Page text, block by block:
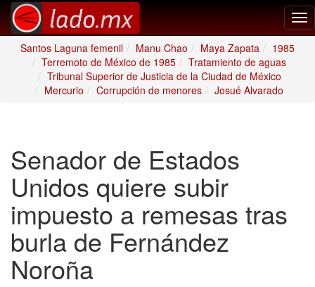
Santos Laguna femenil
Manu Chao Maya Zapata
1985
Terremoto de México de 1985
Tratamiento de aguas
Tribunal Superior de Justicia de la Ciudad de México
Mercurio
Corrupción de menores Josué Alvarado
Senador de Estados
Unidos quiere subir
impuesto a remesas tras
burla de Fernández
Noroña